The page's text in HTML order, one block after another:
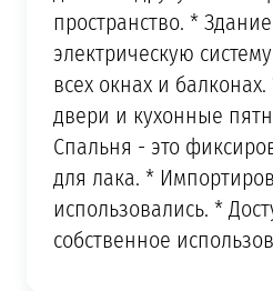
пространство. *
электрическую
всех окнах и
двери и кухонные
Спальня - это
для лака. *
использовались. *
собственное